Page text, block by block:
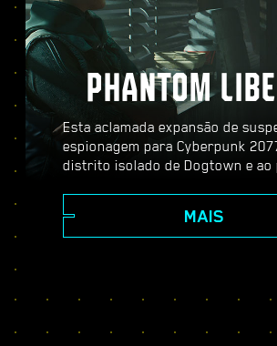
PHANTOM
Esta aclamada expansão de
espionagem para Cyberpunk
distrito isolado de Dogtown e ao
pulsante cheia de reviravoltas e
importantes, fortaleça-se com a
serviços emocionantes — e muito
MAIS